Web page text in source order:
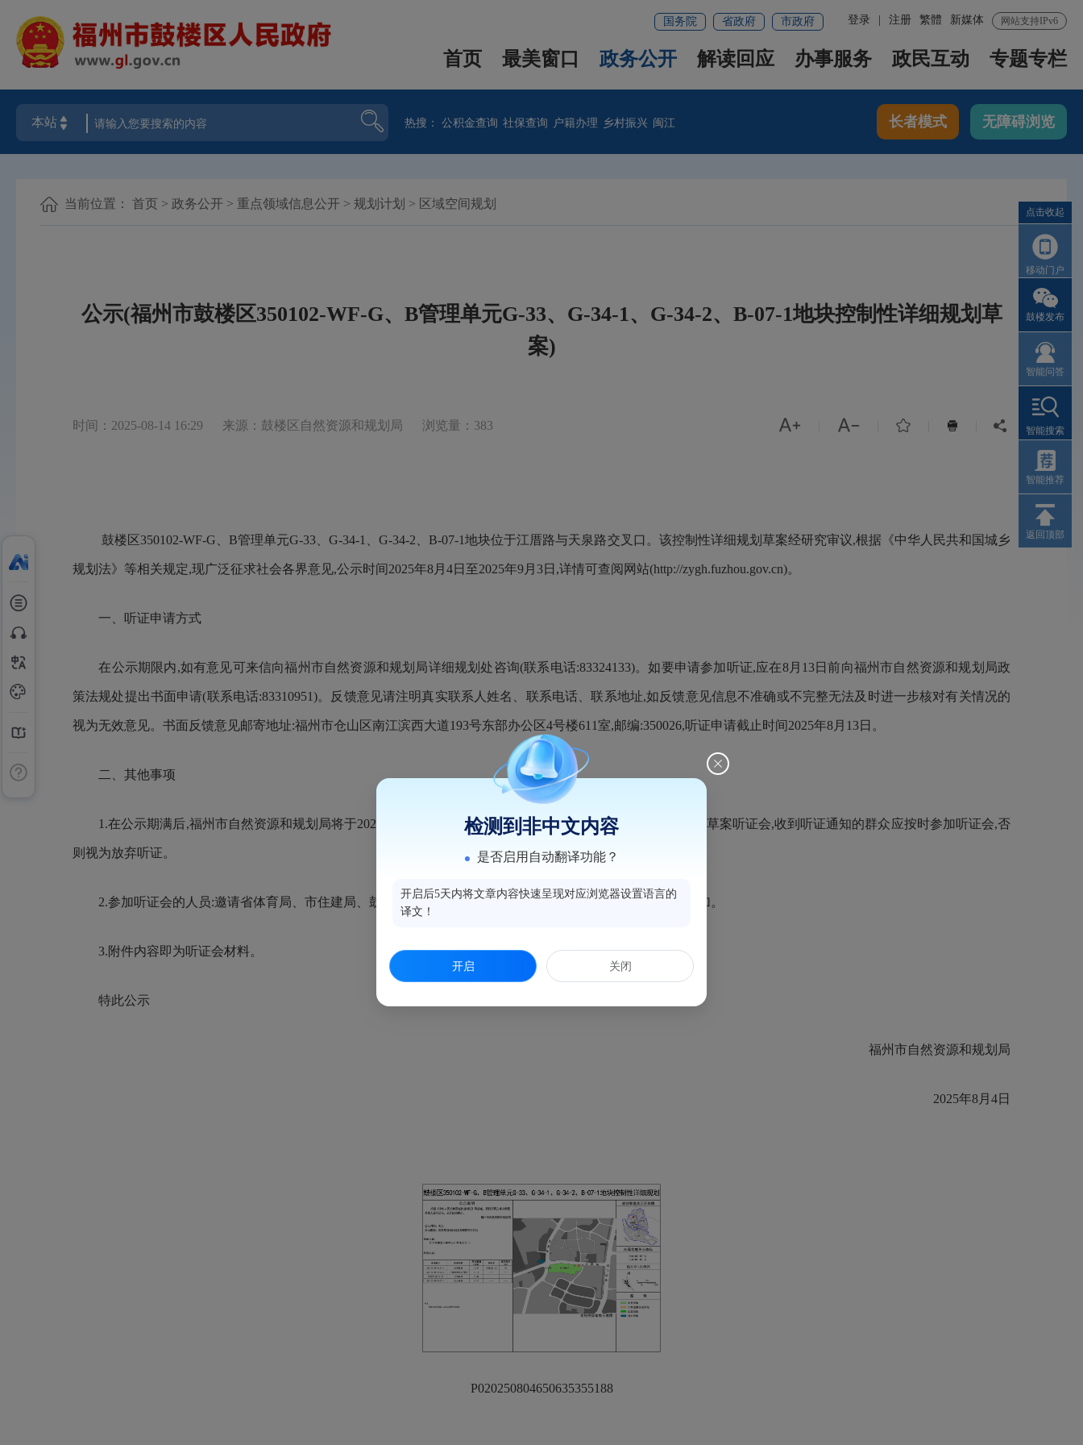
网站支持IPv6
新媒体
繁體
登录 注册
国务院 省政府 市政府
首页 最美窗口 政务公开 解读回应 办事服务 政民互动 专题专栏
热搜：公积金查询 社保查询 户籍办理 乡村振兴 闽江 长者模式 无障碍浏览
当前位置： 首页 > 政务公开 > 重点领域信息公开 > 规划计划 > 区域空间规划
公示(福州市鼓楼区350102-WF-G、B管理单元G-33、G-34-1、G-34-2、B-07-1地块控制性详细规划草
案)
时间：2025-08-14 16:29 来源：鼓楼区自然资源和规划局 浏览量：383     
鼓楼区350102-WF-G、B管理单元G-33、G-34-1、G-34-2、B-07-1地块位于江厝路与天泉路交叉口。该控制性详细规划草案经研究审议,根据《中华人民共和国城乡
规划法》等相关规定,现广泛征求社会各界意见,公示时间2025年8月4日至2025年9月3日,详情可查阅网站(http://zygh.fuzhou.gov.cn)。
一、听证申请方式
在公示期限内,如有意见可来信向福州市自然资源和规划局详细规划处咨询(联系电话:83324133)。如要申请参加听证,应在8月13日前向福州市自然资源和规划局政
策法规处提出书面申请(联系电话:83310951)。反馈意见请注明真实联系人姓名、联系电话、联系地址,如反馈意见信息不准确或不完整无法及时进一步核对有关情况的
视为无效意见。书面反馈意见邮寄地址:福州市仓山区南江滨西大道193号东部办公区4号楼611室,邮编:350026,听证申请截止时间2025年8月13日。
二、其他事项
1.在公示期满后,福州市自然资源和规划局将于2025年9月4日下午3:30,在东部办公区4号楼507会议室召开控规草案听证会,收到听证通知的群众应按时参加听证会,否
则视为放弃听证。
2.参加听证会的人员:邀请省体育局、市住建局、鼓楼区政府等相关工作人员及申请参加听证群众代表5名参加。
3.附件内容即为听证会材料。
特此公示
福州市自然资源和规划局
2025年8月4日
P020250804650635355188
点击收起
移动门户
鼓楼发布
智能问答
智能搜索
智能推荐
返回顶部
检测到非中文内容
是否启用自动翻译功能？
开启后5天内将文章内容快速呈现对应浏览器设置语言的
译文！
开启 关闭